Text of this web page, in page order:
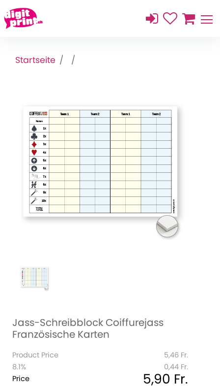
Startseite
Jass-Schreibblock Coiffurejass
Französische Karten
Product Price
5,46 Fr.
8.1%
0,44 Fr.
Price
5,90 Fr.